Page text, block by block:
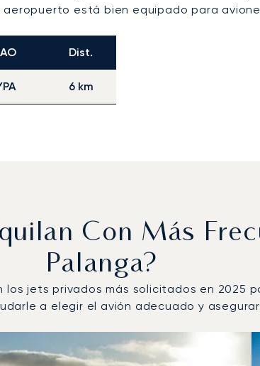
está bien equipado para
Dist.
6 km
Con Más
Palanga?
los jets privados más solicitados en 2025
a elegir el avión adecuado y
movimientos de vuelo en 2025